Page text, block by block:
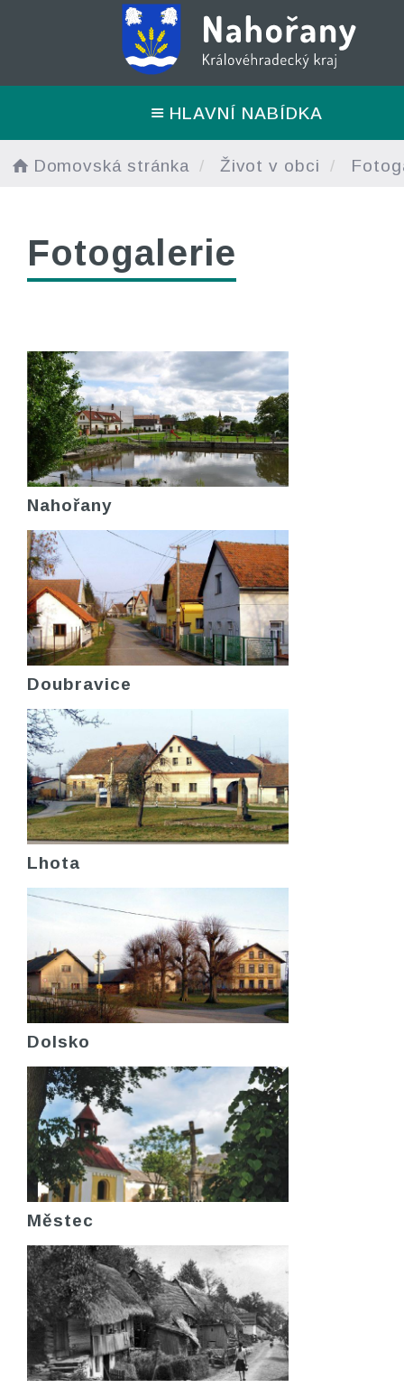
HLAVNÍ NABÍDKA
Domovská stránka Život v obci
Fotogalerie
Nahořany
Doubravice
Lhota
Dolsko
Městec